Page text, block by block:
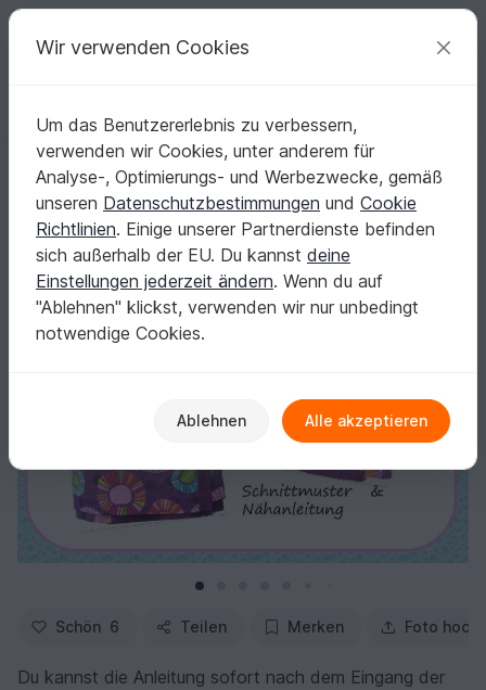
Deine kreativen Ideen
Deutsch | € (EUR) einloggen Kostenlos registrieren
Startseite Nähen Damen Röcke
Nähanleitung, Schnittmuster Wenderock / Wickelrock Gr. 36-44
Nähanleitung, Schnittmuster Wenderock /
Wickelrock Gr. 36-44
Schön 6 Teilen Merken Foto
Du kannst die Anleitung sofort nach dem Eingang der
Wir verwenden Cookies
Um das Benutzererlebnis zu verbessern,
verwenden wir Cookies, unter anderem für
Analyse-, Optimierungs- und Werbezwecke, gemäß
unseren Datenschutzbestimmungen und Cookie
Richtlinien. Einige unserer Partnerdienste befinden
sich außerhalb der EU. Du kannst deine
Einstellungen jederzeit ändern. Wenn du auf
"Ablehnen" klickst, verwenden wir nur unbedingt
notwendige Cookies.
Ablehnen Alle akzeptieren